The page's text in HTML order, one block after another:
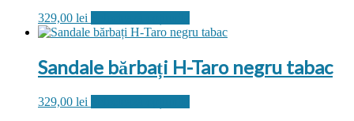
pot
alese
în
329,00 lei
produs
mai
multe
Sandale bărbați H-Taro negru tabac
329,00 lei